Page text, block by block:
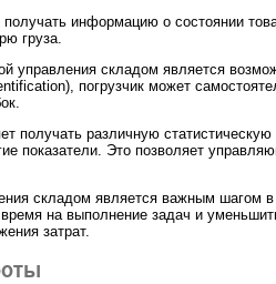
получать информацию о состоянии
груза.
управления складом является
погрузчик может
получать различную
показатели. Это позволяет
складом является важным шагом
на выполнение задач и
затрат.